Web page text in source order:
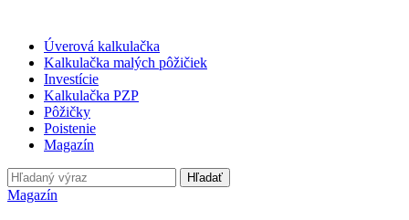
Úverová kalkulačka
Kalkulačka malých pôžičiek
Investície
Kalkulačka PZP
Pôžičky
Poistenie
Magazín
Hľadať
Magazín